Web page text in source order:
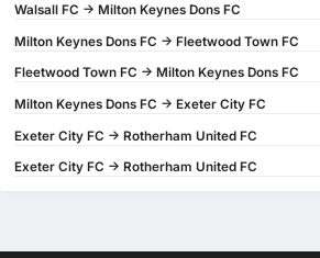
Walsall FC -> Milton Keynes Dons FC
Milton Keynes Dons FC -> Fleetwood Town FC
Fleetwood Town FC -> Milton Keynes Dons FC
Milton Keynes Dons FC -> Exeter City FC
Exeter City FC -> Rotherham United FC
Exeter City FC -> Rotherham United FC